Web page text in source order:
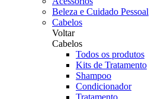
Beleza e Cuidado Pessoal
Cabelos
Voltar
Cabelos
Todos os produtos
Kits de Tratamento
Shampoo
Condicionador
Tratamento